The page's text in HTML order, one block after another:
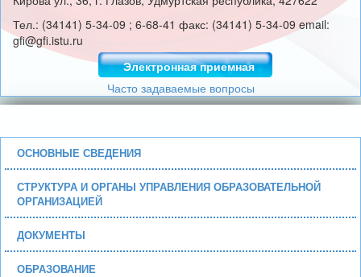
Тел.: (34141) 5-34-09 ; 6-68-41 факс: (34141) 5-34-09 email:
gfi@gfi.istu.ru
Электронная приемная
Часто задаваемые вопросы
ОСНОВНЫЕ СВЕДЕНИЯ
СТРУКТУРА И ОРГАНЫ УПРАВЛЕНИЯ ОБРАЗОВАТЕЛЬНОЙ
ОРГАНИЗАЦИЕЙ
ДОКУМЕНТЫ
ОБРАЗОВАНИЕ